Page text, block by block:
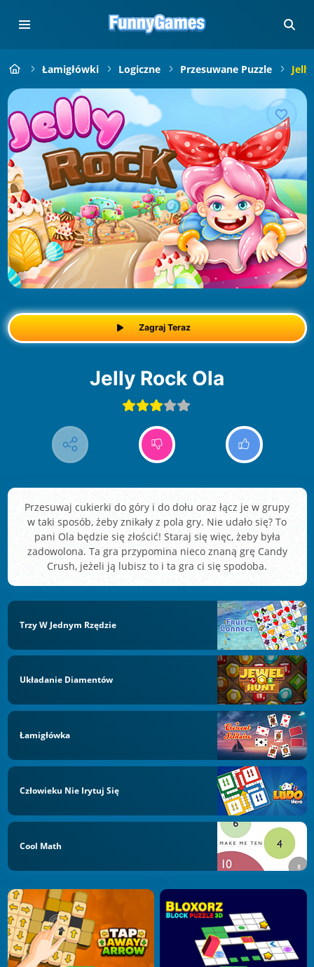
Łamigłówki Logiczne Przesuwane Puzzle
Zagraj Teraz
Jelly Rock Ola
Przesuwaj cukierki do góry i do dołu oraz łącz je w grupy
w taki sposób, żeby znikały z pola gry. Nie udało się? To
pani Ola będzie się złościć! Staraj się więc, żeby była
zadowolona. Ta gra przypomina nieco znaną grę Candy
Crush, jeżeli ją lubisz to i ta gra ci się spodoba.
Trzy W Jednym Rzędzie
Układanie Diamentów
Łamigłówka
Człowieku Nie Irytuj Się
Cool Math